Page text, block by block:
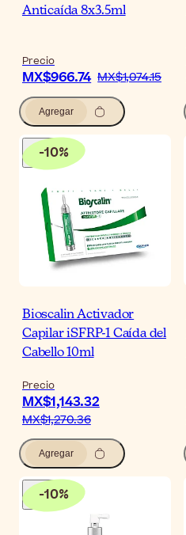
Anticaída 8x3.5ml
Precio
MX$966.74 MX$1,074.15
Agregar
-10%
Bioscalin Activador
Capilar iSFRP-1 Caída del
Cabello 10ml
Precio
MX$1,143.32
MX$1,270.36
Agregar
-10%